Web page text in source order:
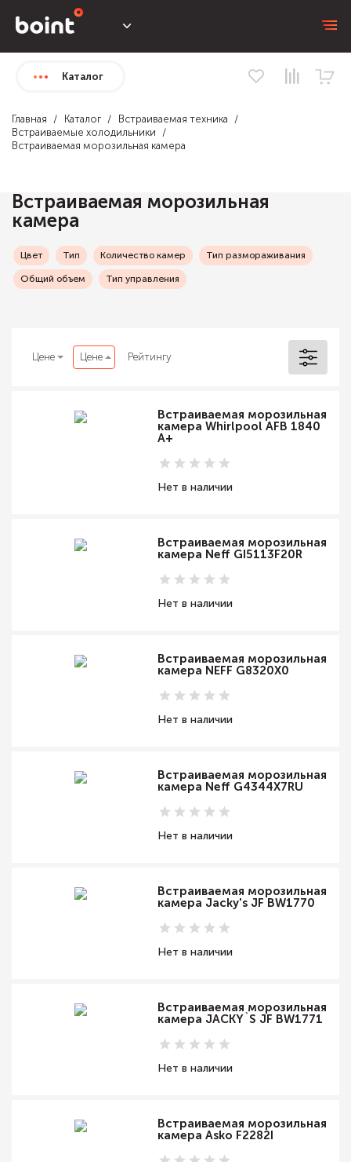
Каталог
Главная Каталог
Встраиваемая техника
Встраиваемые холодильники
Встраиваемая морозильная камера
Встраиваемая морозильная
камера
Цвет Тип Количество камер Тип размораживания
Общий объем Тип управления
Цене Цене Рейтингу
Встраиваемая морозильная
камера Whirlpool AFB 1840
A+
Нет в наличии
Встраиваемая морозильная
камера Neff GI5113F20R
Нет в наличии
Встраиваемая морозильная
камера NEFF G8320X0
Нет в наличии
Встраиваемая морозильная
камера Neff G4344X7RU
Нет в наличии
Встраиваемая морозильная
камера Jacky's JF BW1770
Нет в наличии
Встраиваемая морозильная
камера JACKY`S JF BW1771
Нет в наличии
Встраиваемая морозильная
камера Asko F2282I